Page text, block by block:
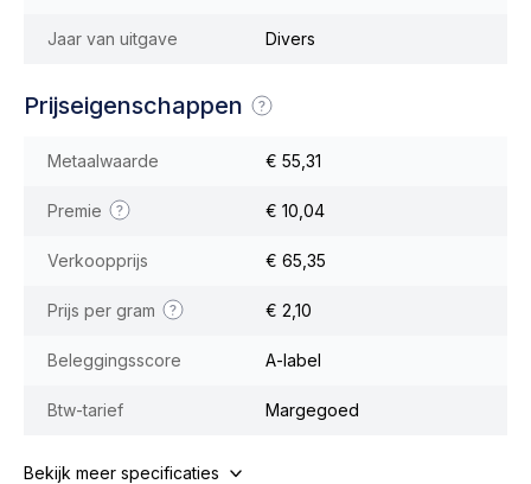
Jaar van uitgave Divers
Prijseigenschappen
Metaalwaarde € 55,31
Premie € 10,04
Verkoopprijs € 65,35
Prijs per gram € 2,10
Beleggingsscore A-label
Btw-tarief Margegoed
Bekijk meer specificaties